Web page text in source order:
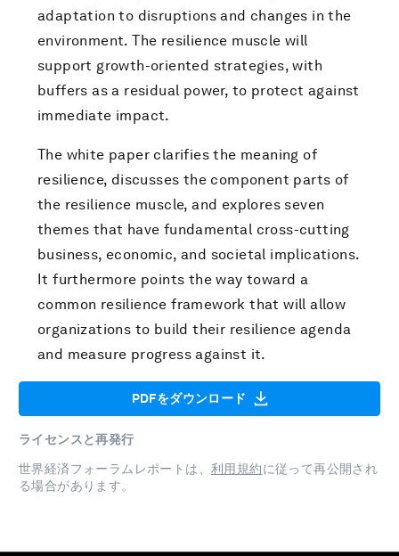
adaptation to disruptions and changes in the
environment. The resilience muscle will
support growth-oriented strategies, with
buffers as a residual power, to protect against
immediate impact.
The white paper clarifies the meaning of
resilience, discusses the component parts of
the resilience muscle, and explores seven
themes that have fundamental cross-cutting
business, economic, and societal implications.
It furthermore points the way toward a
common resilience framework that will allow
organizations to build their resilience agenda
and measure progress against it.
PDFをダウンロード
ライセンスと再発行
世界経済フォーラムレポートは、 利用規約に従って再公開され
る場合があります。